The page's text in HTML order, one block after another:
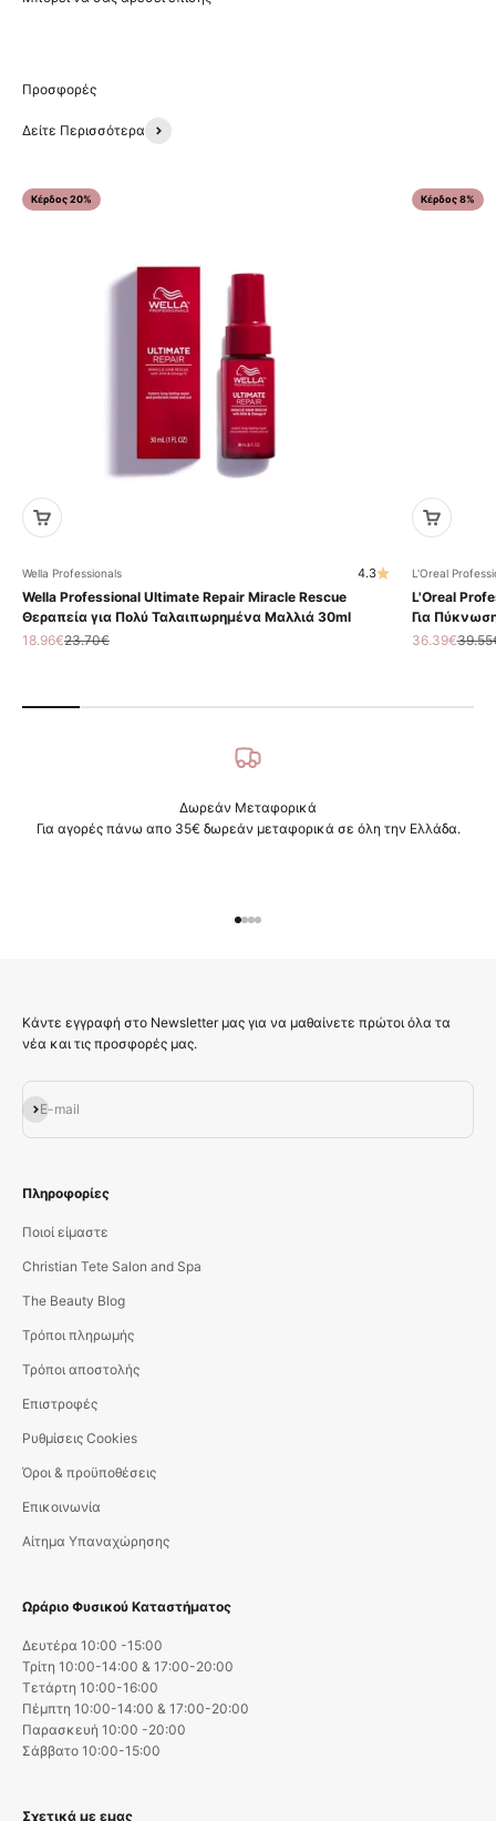
Δείτε Περισσότερα
Κέρδος 20%
Wella Professionals 4.3
Wella Professional Ultimate Repair Miracle Rescue
Θεραπεία για Πολύ Ταλαιπωρημένα Μαλλιά 30ml
Τιμή πώλησης
18.96€Κανονική τιμή
23.70€
Κέρδος 8%
L'Oreal
L'Oreal
Για
Τιμή
36.39€
Δωρεάν Μεταφορικά
Για αγορές πάνω απο 35€ δωρεάν μεταφορικά σε όλη την Ελλάδα.
Μεταβείτε στο στοιχείο 1
Μεταβείτε στο στοιχείο 2
Μεταβείτε στο στοιχείο 3
Μεταβείτε στο στοιχείο 4
Κάντε εγγραφή στο Newsletter μας για να μαθαίνετε πρώτοι όλα τα
νέα και τις προσφορές μας.
E-mail
Εγγραφή
Πληροφορίες
Ποιοί είμαστε
Christian Tete Salon and Spa
The Beauty Blog
Τρόποι πληρωμής
Τρόποι αποστολής
Επιστροφές
Ρυθμίσεις Cookies
Όροι & προϋποθέσεις
Επικοινωνία
Αίτημα Υπαναχώρησης
Ωράριο Φυσικού Καταστήματος
Δευτέρα 10:00 -15:00
Τρίτη 10:00-14:00 & 17:00-20:00
Τετάρτη 10:00-16:00
Πέμπτη 10:00-14:00 & 17:00-20:00
Παρασκευή 10:00 -20:00
Σάββατο 10:00-15:00
Σχετικά με εμας